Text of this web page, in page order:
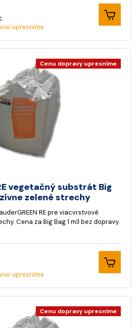
upresníme
Cenu dopravy upresníme
vegetačný substrát Big
zelené strechy
RE pre viacvrstvové
Cena za Big Bag 1 m3 bez dopravy.
upresníme
Cenu dopravy upresníme